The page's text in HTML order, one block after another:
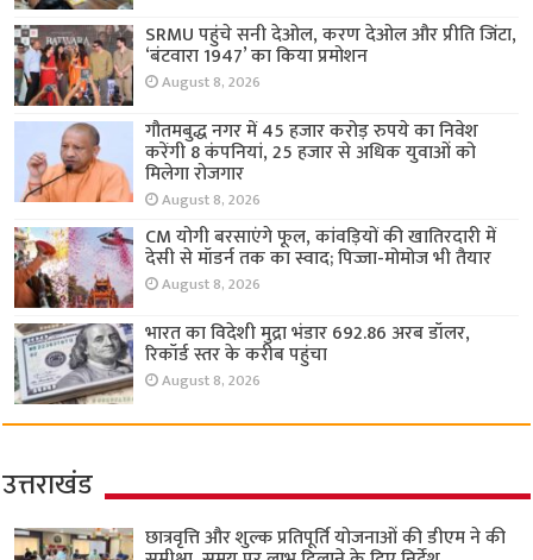
SRMU पहुंचे सनी देओल, करण देओल और प्रीति जिंटा,
‘बंटवारा 1947’ का किया प्रमोशन
August 8, 2026
गौतमबुद्ध नगर में 45 हजार करोड़ रुपये का निवेश
करेंगी 8 कंपनियां, 25 हजार से अधिक युवाओं को
मिलेगा रोजगार
August 8, 2026
CM योगी बरसाएंगे फूल, कांवड़ियों की खातिरदारी में
देसी से मॉडर्न तक का स्वाद; पिज्जा-मोमोज भी तैयार
August 8, 2026
भारत का विदेशी मुद्रा भंडार 692.86 अरब डॉलर,
रिकॉर्ड स्तर के करीब पहुंचा
August 8, 2026
उत्तराखंड
छात्रवृत्ति और शुल्क प्रतिपूर्ति योजनाओं की डीएम ने की